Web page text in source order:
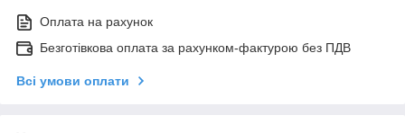
Оплата на рахунок
Безготівкова оплата за рахунком-фактурою без ПДВ
Всі умови оплати